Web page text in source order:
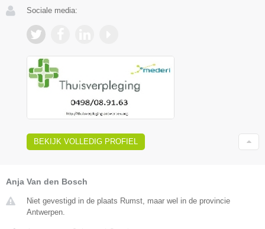
Sociale media:
BEKIJK VOLLEDIG PROFIEL
Anja Van den Bosch
Niet gevestigd in de plaats Rumst, maar wel in de provincie
Antwerpen.